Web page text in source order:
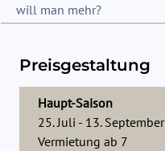
will man mehr?
Preisgestaltung
Haupt-Saison
25. Juli - 13. September
Vermietung ab 7